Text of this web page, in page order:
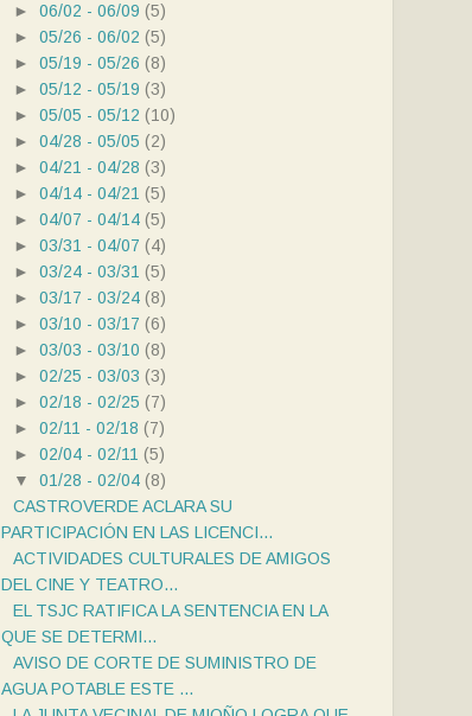
► 06/02 - 06/09 (5)
► 05/26 - 06/02 (5)
► 05/19 - 05/26 (8)
► 05/12 - 05/19 (3)
► 05/05 - 05/12 (10)
► 04/28 - 05/05 (2)
► 04/21 - 04/28 (3)
► 04/14 - 04/21 (5)
► 04/07 - 04/14 (5)
► 03/31 - 04/07 (4)
► 03/24 - 03/31 (5)
► 03/17 - 03/24 (8)
► 03/10 - 03/17 (6)
► 03/03 - 03/10 (8)
► 02/25 - 03/03 (3)
► 02/18 - 02/25 (7)
► 02/11 - 02/18 (7)
► 02/04 - 02/11 (5)
▼
01/28 - 02/04 (8)
CASTROVERDE ACLARA SU
PARTICIPACIÓN EN LAS LICENCI...
ACTIVIDADES CULTURALES DE AMIGOS
DEL CINE Y TEATRO...
EL TSJC RATIFICA LA SENTENCIA EN LA
QUE SE DETERMI...
AVISO DE CORTE DE SUMINISTRO DE
AGUA POTABLE ESTE ...